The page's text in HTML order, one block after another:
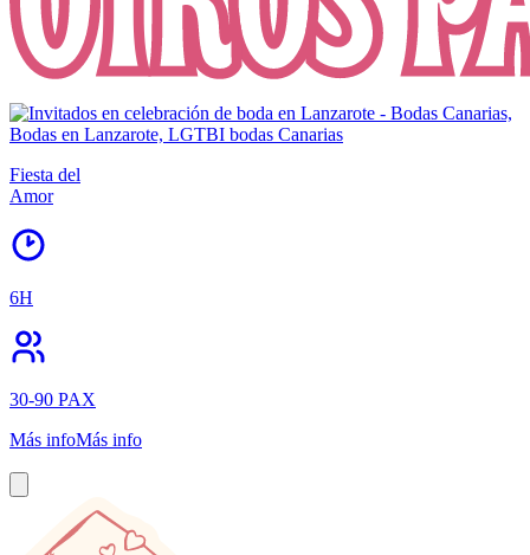
Fiesta del
Amor
6H
30-90 PAX
Más infoMás info